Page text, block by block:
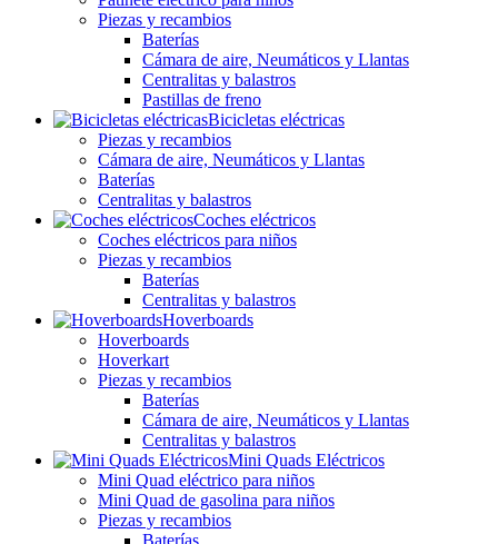
Piezas y recambios
Baterías
Cámara de aire, Neumáticos y Llantas
Centralitas y balastros
Pastillas de freno
Bicicletas eléctricas
Piezas y recambios
Cámara de aire, Neumáticos y Llantas
Baterías
Centralitas y balastros
Coches eléctricos
Coches eléctricos para niños
Piezas y recambios
Baterías
Centralitas y balastros
Hoverboards
Hoverboards
Hoverkart
Piezas y recambios
Baterías
Cámara de aire, Neumáticos y Llantas
Centralitas y balastros
Mini Quads Eléctricos
Mini Quad eléctrico para niños
Mini Quad de gasolina para niños
Piezas y recambios
Baterías